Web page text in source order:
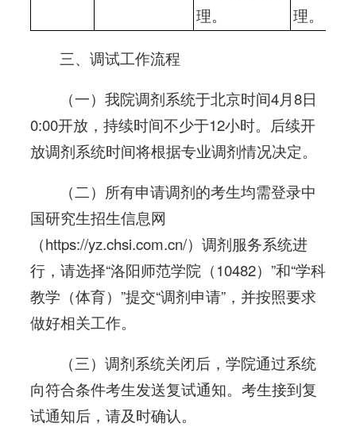
理。
理。
三、调试工作流程
（一）我院调剂系统于北京时间4月8日
0:00开放，持续时间不少于12小时。后续开
放调剂系统时间将根据专业调剂情况决定。
（二）所有申请调剂的考生均需登录中
国研究生招生信息网
（https://yz.chsi.com.cn/）调剂服务系统进
行，请选择“洛阳师范学院（10482）”和“学科
教学（体育）”提交“调剂申请”，并按照要求
做好相关工作。
（三）调剂系统关闭后，学院通过系统
向符合条件考生发送复试通知。考生接到复
试通知后，请及时确认。